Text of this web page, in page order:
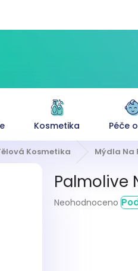
Kosmetika Péče
Kosmetika Mýdla Na
Palmolive
Průměrné
Neohodnoceno